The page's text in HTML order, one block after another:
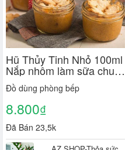
Hũ Thủy Tinh Nhỏ 100ml
Nắp nhôm làm sữa chua,
caramen, đựng thực
phẩm
Đồ dùng phòng bếp
8.800₫
Đã Bán 23,5k